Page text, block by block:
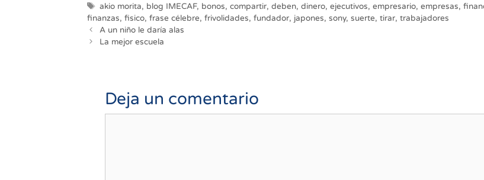
Etiquetas
akio morita, blog IMECAF, bonos,compartir,deben,dinero,ejecutivos,empresario,empresas,
finanzas, fisico, frase célebre, frivolidades, fundador, japones, sony, suerte, tirar, trabajadores
Navegación
de
A un niño le daría alas
La mejor escuela
Deja un comentario